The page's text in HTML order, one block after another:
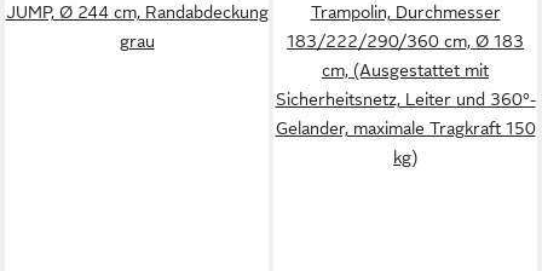
JUMP, Ø 244 cm, Randabdeckung
grau
Trampolin, Durchmesser
183/222/290/360 cm, Ø 183
cm, (Ausgestattet mit
Sicherheitsnetz, Leiter und 360°-
Gelander, maximale Tragkraft 150
kg)